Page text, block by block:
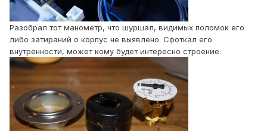
Разобрал тот манометр, что шуршал, видимых поломок его
либо затираний о корпус не выявлено. Сфоткал его
внутренности, может кому будет интересно строение.